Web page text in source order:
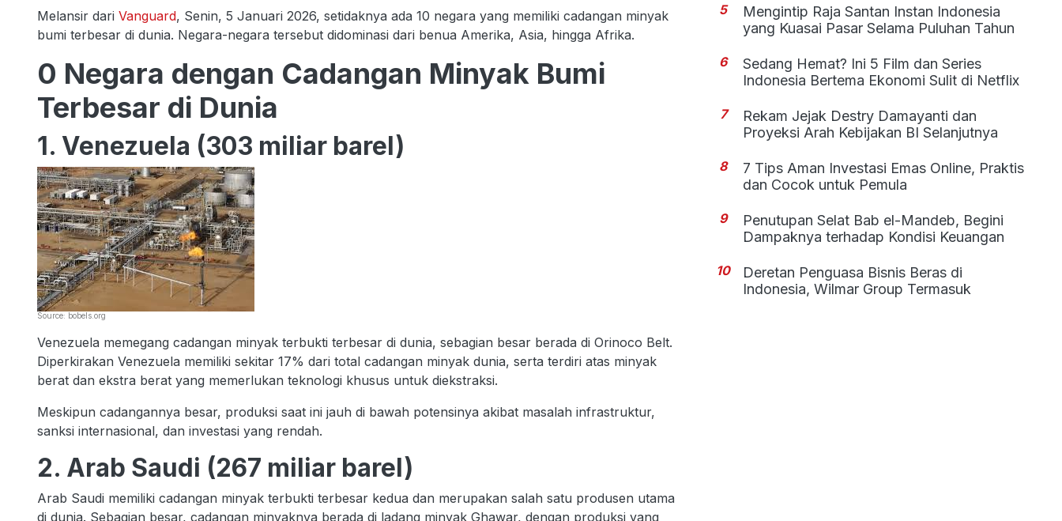
Melansir dari Vanguard, Senin, 5 Januari 2026, setidaknya ada 10 negara yang memiliki cadangan minyak
bumi terbesar di dunia. Negara-negara tersebut didominasi dari benua Amerika, Asia, hingga Afrika.
0 Negara dengan Cadangan Minyak Bumi
Terbesar di Dunia
1. Venezuela (303 miliar barel)
Source: bobels.org
Venezuela memegang cadangan minyak terbukti terbesar di dunia, sebagian besar berada di Orinoco Belt.
Diperkirakan Venezuela memiliki sekitar 17% dari total cadangan minyak dunia, serta terdiri atas minyak
berat dan ekstra berat yang memerlukan teknologi khusus untuk diekstraksi.
Meskipun cadangannya besar, produksi saat ini jauh di bawah potensinya akibat masalah infrastruktur,
sanksi internasional, dan investasi yang rendah.
2. Arab Saudi (267 miliar barel)
Arab Saudi memiliki cadangan minyak terbukti terbesar kedua dan merupakan salah satu produsen utama
di dunia. Sebagian besar, cadangan minyaknya berada di ladang minyak Ghawar, dengan produksi yang
5
Mengintip Raja Santan Instan Indonesia
yang Kuasai Pasar Selama Puluhan Tahun
6
Sedang Hemat? Ini 5 Film dan Series
Indonesia Bertema Ekonomi Sulit di Netflix
7
Rekam Jejak Destry Damayanti dan
Proyeksi Arah Kebijakan BI Selanjutnya
8
7 Tips Aman Investasi Emas Online, Praktis
dan Cocok untuk Pemula
9
Penutupan Selat Bab el-Mandeb, Begini
Dampaknya terhadap Kondisi Keuangan
10
Deretan Penguasa Bisnis Beras di
Indonesia, Wilmar Group Termasuk